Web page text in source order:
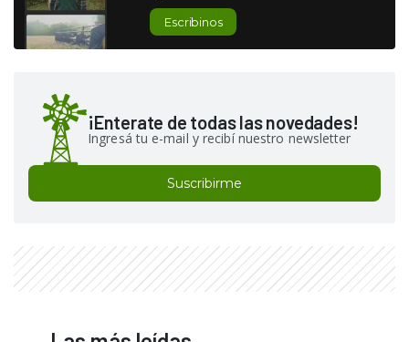
Escribinos
¡Enterate de todas las novedades!
Ingresá tu e-mail y recibí nuestro newsletter
Suscribirme